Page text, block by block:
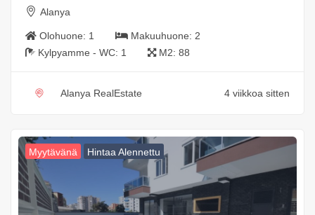
Alanya
Olohuone: 1 Makuuhuone: 2
Kylpyamme - WC: 1 M2: 88
Alanya RealEstate 4 viikkoa sitten
Myytävänä Hintaa Alennettu